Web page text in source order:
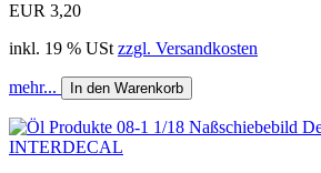
EUR 3,20
inkl. 19 % USt zzgl. Versandkosten
mehr... In den Warenkorb